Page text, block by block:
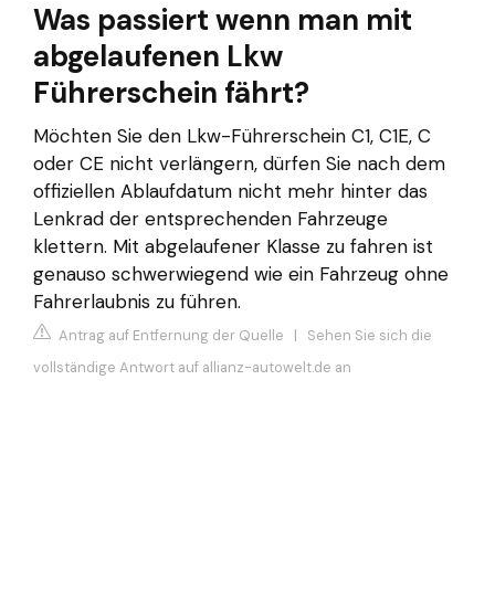
Was passiert wenn man mit
abgelaufenen Lkw
Führerschein fährt?
Möchten Sie den Lkw-Führerschein C1, C1E, C
oder CE nicht verlängern, dürfen Sie nach dem
offiziellen Ablaufdatum nicht mehr hinter das
Lenkrad der entsprechenden Fahrzeuge
klettern. Mit abgelaufener Klasse zu fahren ist
genauso schwerwiegend wie ein Fahrzeug ohne
Fahrerlaubnis zu führen.
Antrag auf Entfernung der Quelle | Sehen Sie sich die
vollständige Antwort auf allianz-autowelt.de an